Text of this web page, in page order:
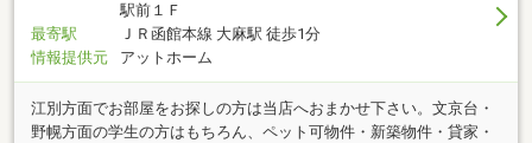
駅前１Ｆ
最寄駅
ＪＲ函館本線 大麻駅 徒歩1分
情報提供元
アットホーム
江別方面でお部屋をお探しの方は当店へおまかせ下さい。文京台・
野幌方面の学生の方はもちろん、ペット可物件・新築物件・貸家・